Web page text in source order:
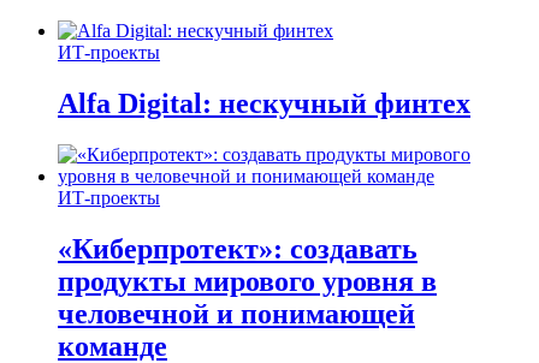
ИТ-проекты
Alfa Digital: нескучный финтех
ИТ-проекты
«Киберпротект»: создавать
продукты мирового уровня в
человечной и понимающей
команде